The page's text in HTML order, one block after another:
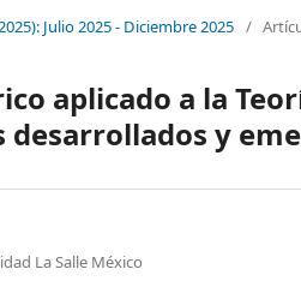
Julio 2025 - Diciembre 2025 /
aplicado a la
desarrollados y
La Salle México